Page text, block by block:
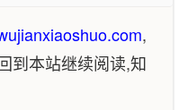
,
到本站继续阅读,知